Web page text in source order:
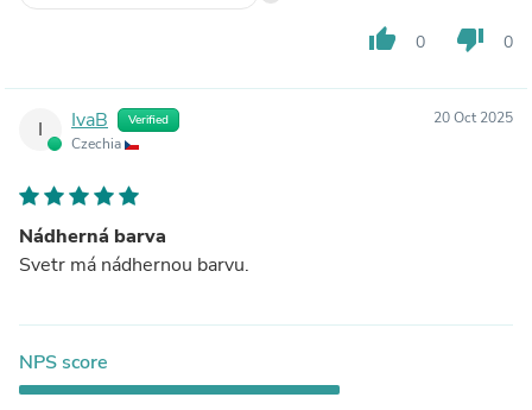
thumb_up 0 thumb_down 0
I IvaB Verified
Czechia
20 Oct 2025
Nádherná barva
Svetr má nádhernou barvu.
NPS score